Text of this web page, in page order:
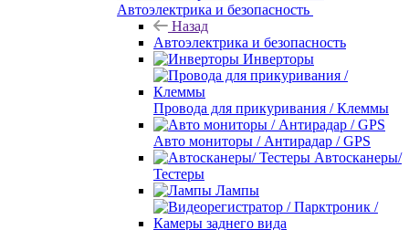
Автоэлектрика и безопасность
Назад
Автоэлектрика и безопасность
Инверторы
Провода для прикуривания / Клеммы
Авто мониторы / Антирадар / GPS
Автосканеры/
Тестеры
Лампы